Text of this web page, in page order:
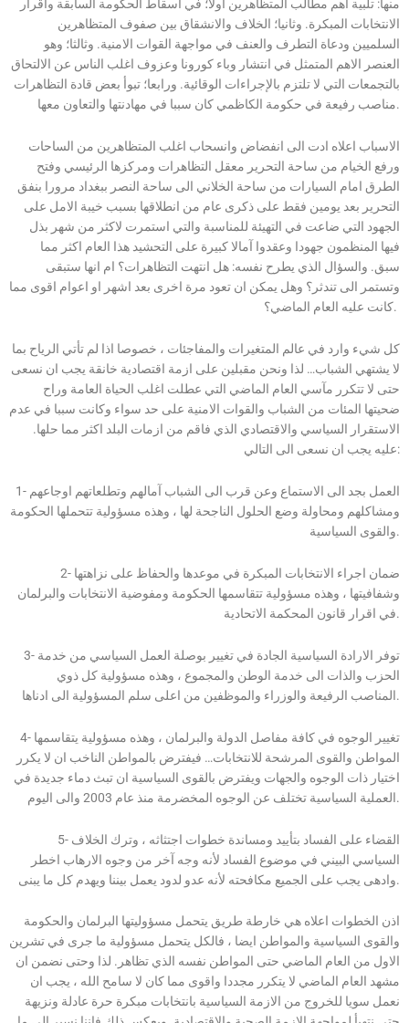
منها: تلبية اهم مطالب المتظاهرين اولا؛ في اسقاط الحكومة السابقة واقرار
الانتخابات المبكرة. وثانيا؛ الخلاف والانشقاق بين صفوف المتظاهرين
السلميين ودعاة التطرف والعنف في مواجهة القوات الامنية. وثالثا؛ وهو
العنصر الاهم المتمثل في انتشار وباء كورونا وعزوف اغلب الناس عن الالتحاق
بالتجمعات التي لا تلتزم بالإجراءات الوقائية. ورابعا؛ تبوأ بعض قادة التظاهرات
مناصب رفيعة في حكومة الكاظمي كان سببا في مهادنتها والتعاون معها.
الاسباب اعلاه ادت الى انفضاض وانسحاب اغلب المتظاهرين من الساحات
ورفع الخيام من ساحة التحرير معقل التظاهرات ومركزها الرئيسي وفتح
الطرق امام السيارات من ساحة الخلاني الى ساحة النصر ببغداد مرورا بنفق
التحرير بعد يومين فقط على ذكرى عام من انطلاقها بسبب خيبة الامل على
الجهود التي ضاعت في التهيئة للمناسبة والتي استمرت لاكثر من شهر بذل
فيها المنظمون جهودا وعقدوا آمالا كبيرة على التحشيد هذا العام اكثر مما
سبق. والسؤال الذي يطرح نفسه: هل انتهت التظاهرات؟ ام انها ستبقى
وتستمر الى تندثر؟ وهل يمكن ان تعود مرة اخرى بعد اشهر او اعوام اقوى مما
كانت عليه العام الماضي؟.
كل شيء وارد في عالم المتغيرات والمفاجئات ، خصوصا اذا لم تأتي الرياح بما
لا يشتهي الشباب… لذا ونحن مقبلين على ازمة اقتصادية خانقة يجب ان نسعى
حتى لا تتكرر مآسي العام الماضي التي عطلت اغلب الحياة العامة وراح
ضحيتها المئات من الشباب والقوات الامنية على حد سواء وكانت سببا في عدم
الاستقرار السياسي والاقتصادي الذي فاقم من ازمات البلد اكثر مما حلها.
عليه يجب ان نسعى الى التالي:
1- العمل بجد الى الاستماع وعن قرب الى الشباب آمالهم وتطلعاتهم اوجاعهم
ومشاكلهم ومحاولة وضع الحلول الناجحة لها ، وهذه مسؤولية تتحملها الحكومة
والقوى السياسية.
2- ضمان اجراء الانتخابات المبكرة في موعدها والحفاظ على نزاهتها
وشفافيتها ، وهذه مسؤولية تتقاسمها الحكومة ومفوضية الانتخابات والبرلمان
في اقرار قانون المحكمة الاتحادية.
3- توفر الارادة السياسية الجادة في تغيير بوصلة العمل السياسي من خدمة
الحزب والذات الى خدمة الوطن والمجموع ، وهذه مسؤولية كل ذوي
المناصب الرفيعة والوزراء والموظفين من اعلى سلم المسؤولية الى ادناها.
4- تغيير الوجوه في كافة مفاصل الدولة والبرلمان ، وهذه مسؤولية يتقاسمها
المواطن والقوى المرشحة للانتخابات… فيفترض بالمواطن الناخب ان لا يكرر
اختيار ذات الوجوه والجهات ويفترض بالقوى السياسية ان تبث دماء جديدة في
العملية السياسية تختلف عن الوجوه المخضرمة منذ عام 2003 والى اليوم.
5- القضاء على الفساد بتأييد ومساندة خطوات اجتثاثه ، وترك الخلاف
السياسي البيني في موضوع الفساد لأنه وجه آخر من وجوه الارهاب اخطر
وادهى يجب على الجميع مكافحته لأنه عدو لدود يعمل بيننا ويهدم كل ما يبنى.
اذن الخطوات اعلاه هي خارطة طريق يتحمل مسؤوليتها البرلمان والحكومة
والقوى السياسية والمواطن ايضا ، فالكل يتحمل مسؤولية ما جرى في تشرين
الاول من العام الماضي حتى المواطن نفسه الذي تظاهر. لذا وحتى نضمن ان
مشهد العام الماضي لا يتكرر مجددا واقوى مما كان لا سامح الله ، يجب ان
نعمل سويا للخروج من الازمة السياسية بانتخابات مبكرة حرة عادلة ونزيهة